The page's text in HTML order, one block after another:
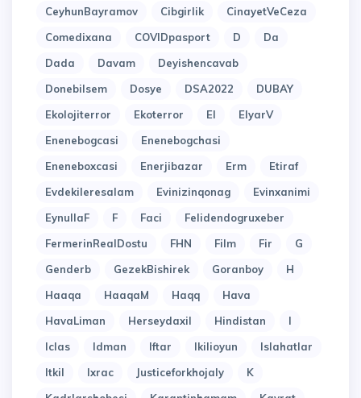
CeyhunBayramov
Cibgirlik
CinayetVeCeza
Comedixana
COVIDpasport D
Da
Dada
Davam
Deyishencavab
Donebilsem
Dosye DSA2022
DUBAY
Ekolojiterror
Ekoterror El
ElyarV
Enenebogcasi
Enenebogchasi
Eneneboxcasi
Enerjibazar Erm
Etiraf
Evdekileresalam
Evinizinqonag
Evinxanimi
EynullaF
F Faci
Felidendogruxeber
FermerinRealDostu
FHN Film Fir
G
Genderb
GezekBishirek Goranboy
H
Haaqa
HaaqaM Haqq
Hava
HavaLiman
Herseydaxil Hindistan
I
Iclas
Idman Iftar Ikilioyun
Islahatlar
Itkil
Ixrac Justiceforkhojaly
K